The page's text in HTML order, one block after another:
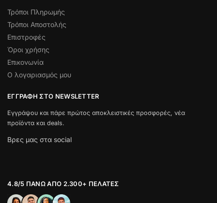
Τρόποι Πληρωμής
Τρόποι Αποστολής
Επιστροφές
Όροι χρήσης
Επικονωνία
Ο λογαριασμός μου
ΕΓΓΡΑΦΉ ΣΤΟ NEWSLETTER
Εγγράψου και πάρε πρώτος αποκλειστικές προσφορές, νέα
προϊόντα και deals.
Βρες μας στα social
4.8/5 ΠΆΝΩ ΑΠΌ 2.300+ ΠΕΛΆΤΕΣ